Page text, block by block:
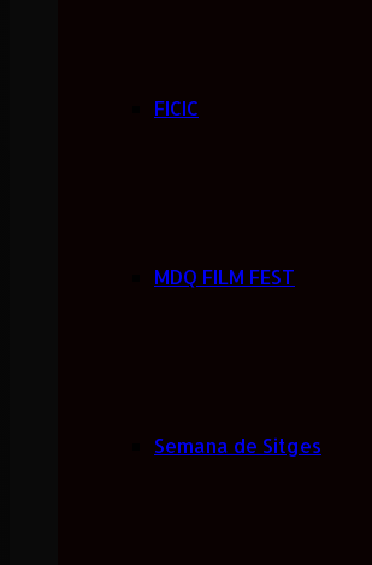
FICIC
MDQ FILM FEST
Semana de Sitges